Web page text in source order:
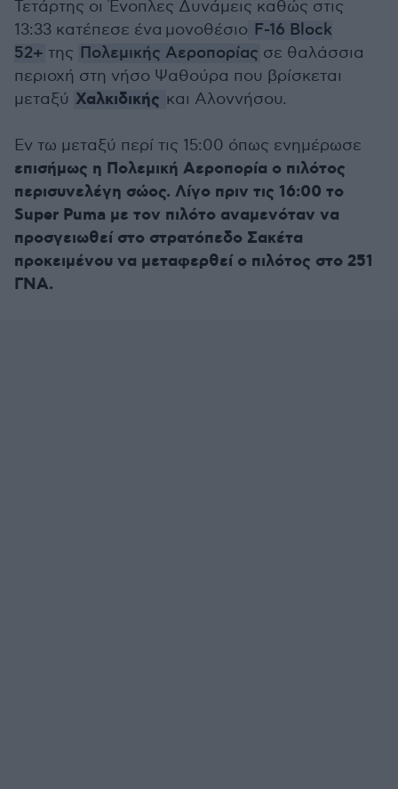
Τετάρτης οι Ένοπλες Δυνάμεις καθώς στις
13:33 κατέπεσε ένα μονοθέσιο F-16 Block
52+ της Πολεμικής Αεροπορίας σε θαλάσσια
περιοχή στη νήσο Ψαθούρα που βρίσκεται
μεταξύ Χαλκιδικής και Αλοννήσου.
Εν τω μεταξύ περί τις 15:00 όπως ενημέρωσε
επισήμως η Πολεμική Αεροπορία ο πιλότος
περισυνελέγη σώος. Λίγο πριν τις 16:00 το
Super Puma με τον πιλότο αναμενόταν να
προσγειωθεί στο στρατόπεδο Σακέτα
προκειμένου να μεταφερθεί ο πιλότος στο 251
ΓΝΑ.